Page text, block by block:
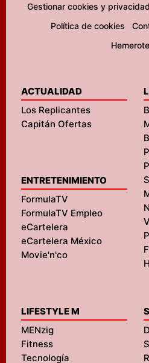
Gestionar cookies y privacidad
Política de cookies
ACTUALIDAD
Los Replicantes
Capitán Ofertas
ENTRETENIMIENTO
FormulaTV
FormulaTV Empleo
eCartelera
eCartelera México
Movie'n'co
LIFESTYLE M
MENzig
Fitness
Tecnología